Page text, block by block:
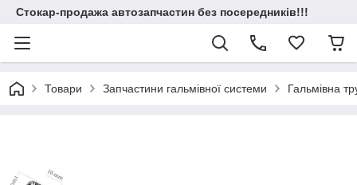
Стокар-продажа автозапчастин без посередників!!!
Товари Запчастини гальмівної системи Гальмівна